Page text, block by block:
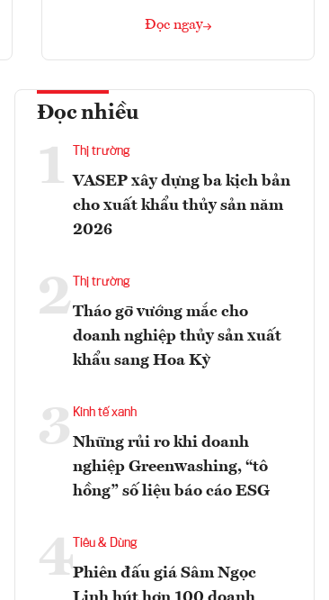
Đọc ngay
Đọc nhiều
1 Thị trường
VASEP xây dựng ba kịch bản
cho xuất khẩu thủy sản năm
2026
2 Thị trường
Tháo gỡ vướng mắc cho
doanh nghiệp thủy sản xuất
khẩu sang Hoa Kỳ
3 Kinh tế xanh
Những rủi ro khi doanh
nghiệp Greenwashing, “tô
hồng” số liệu báo cáo ESG
4 Tiêu & Dùng
Phiên đấu giá Sâm Ngọc